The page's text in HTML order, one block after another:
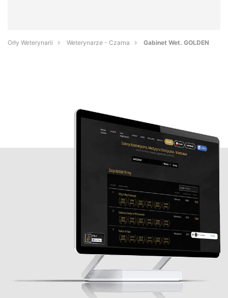
Orły Weterynarii Weterynarze - Czarna Gabinet Wet. GOLDEN